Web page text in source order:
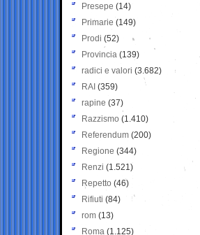
Presepe (14)
Primarie (149)
Prodi (52)
Provincia (139)
radici e valori (3.682)
RAI (359)
rapine (37)
Razzismo (1.410)
Referendum (200)
Regione (344)
Renzi (1.521)
Repetto (46)
Rifiuti (84)
rom (13)
Roma (1.125)